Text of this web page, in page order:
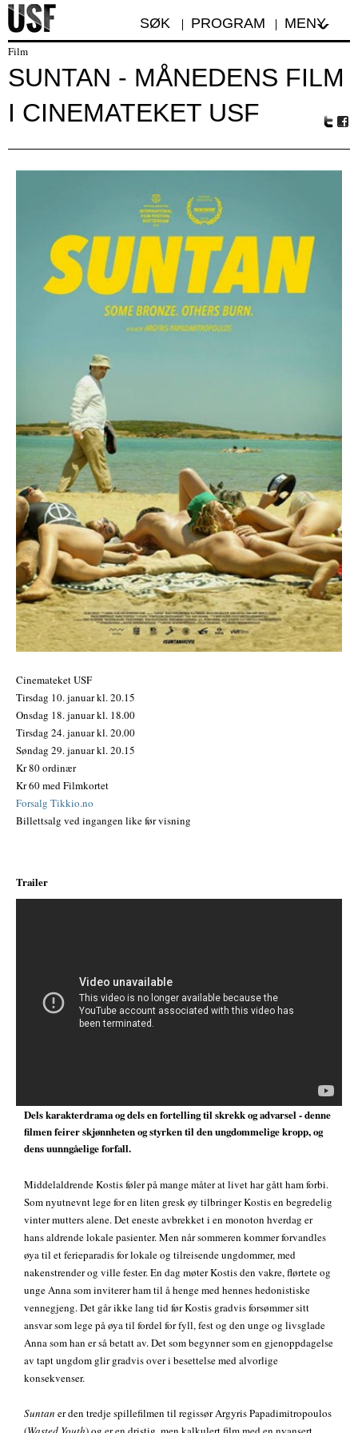
SØK PROGRAM MENY
Film
SUNTAN - MÅNEDENS FILM
I CINEMATEKET USF
r
oo
Cinemateket USF
Tirsdag 10. januar kl. 20.15
Onsdag 18. januar kl. 18.00
Tirsdag 24. januar kl. 20.00
Søndag 29. januar kl. 20.15
Kr 80 ordinær
Kr 60 med Filmkortet
Forsalg Tikkio.no
Billettsalg ved ingangen like før visning
Trailer
Dels karakterdrama og dels en fortelling til skrekk og advarsel - denne
filmen feirer skjønnheten og styrken til den ungdommelige kropp, og
dens uunngåelige forfall.
Middelaldrende Kostis føler på mange måter at livet har gått ham forbi.
Som nyutnevnt lege for en liten gresk øy tilbringer Kostis en begredelig
vinter mutters alene. Det eneste avbrekket i en monoton hverdag er
hans aldrende lokale pasienter. Men når sommeren kommer forvandles
øya til et ferieparadis for lokale og tilreisende ungdommer, med
nakenstrender og ville fester. En dag møter Kostis den vakre, flørtete og
unge Anna som inviterer ham til å henge med hennes hedonistiske
vennegjeng. Det går ikke lang tid før Kostis gradvis forsømmer sitt
ansvar som lege på øya til fordel for fyll, fest og den unge og livsglade
Anna som han er så betatt av. Det som begynner som en gjenoppdagelse
av tapt ungdom glir gradvis over i besettelse med alvorlige
konsekvenser.
Suntan er den tredje spillefilmen til regissør Argyris Papadimitropoulos